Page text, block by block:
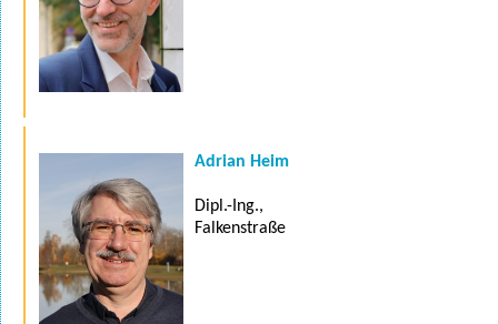
Adrian Heim
Dipl.-Ing.,
Falkenstraße